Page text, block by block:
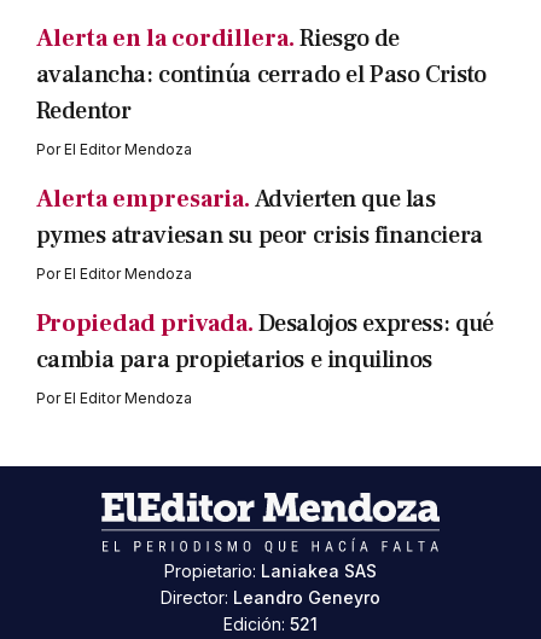
Alerta en la cordillera.Riesgo de
avalancha: continúa cerrado el Paso Cristo
Redentor
PorEl Editor Mendoza
Alerta empresaria.Advierten que las
pymes atraviesan su peor crisis financiera
PorEl Editor Mendoza
Propiedad privada.Desalojos express: qué
cambia para propietarios e inquilinos
PorEl Editor Mendoza
Propietario: Laniakea SAS
Director: Leandro Geneyro
Edición: 521